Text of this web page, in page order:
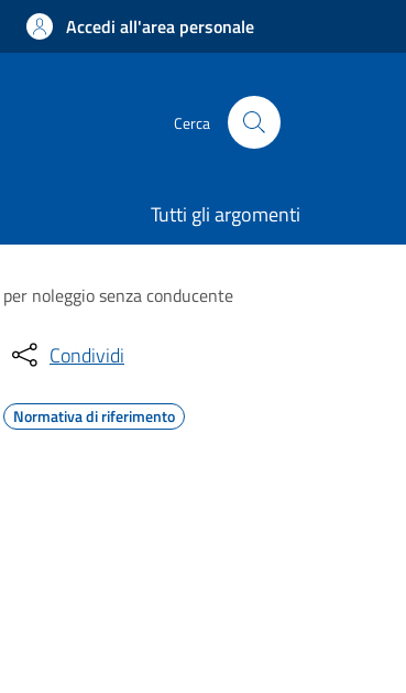
Accedi all'area personale
Cerca
Tutti gli argomenti
noleggio senza conducente
Condividi
Normativa di riferimento